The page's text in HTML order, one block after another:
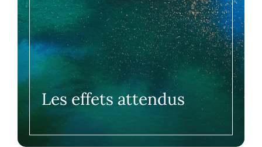
Les effets attendus